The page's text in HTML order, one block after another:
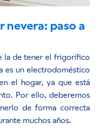
nevera: paso a
la de tener el frigorífico
es un electrodoméstico
el hogar, ya que está
Por ello, deberemos
de forma correcta
muchos años.